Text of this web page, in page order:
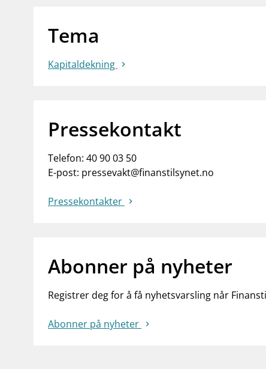
Tema
Kapitaldekning
Pressekontakt
Telefon: 40 90 03 50
E-post: pressevakt@finanstilsynet.no
Pressekontakter
Abonner på nyheter
Registrer deg for å få nyhetsvarsling når
Abonner på nyheter